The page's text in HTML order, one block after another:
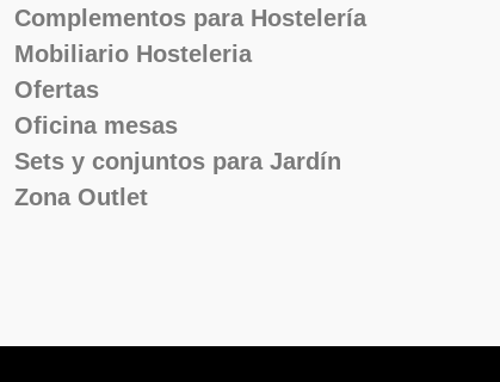
Complementos para Hostelería
Mobiliario Hosteleria
Ofertas
Oficina mesas
Sets y conjuntos para Jardín
Zona Outlet